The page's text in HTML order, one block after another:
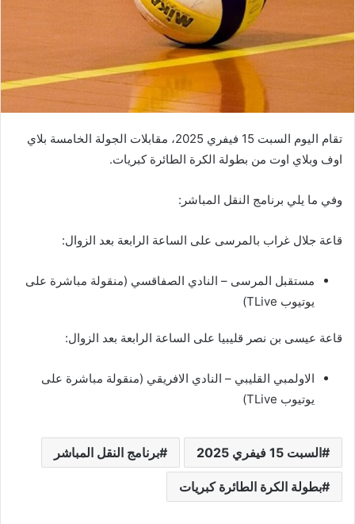
تقام اليوم السبت 15 فيفري 2025، مقابلات الجولة الخامسة بلاي
اوف وبلاي اوت من بطولة الكرة الطائرة كبريات.
وفي ما يلي برنامج النقل المباشر:
قاعة جلال غراب بالمرسى على الساعة الرابعة بعد الزوال:
مستقبل المرسى – النادي الصفاقسي (منقولة مباشرة على
يوتيوب TLive)
قاعة عيسى بن نصر قليبيا على الساعة الرابعة بعد الزوال:
الاولمبي القليبي – النادي الافريقي (منقولة مباشرة على
يوتيوب TLive)
السبت 15 فيفري 2025 برنامج النقل المباشر
بطولة الكرة الطائرة كبريات